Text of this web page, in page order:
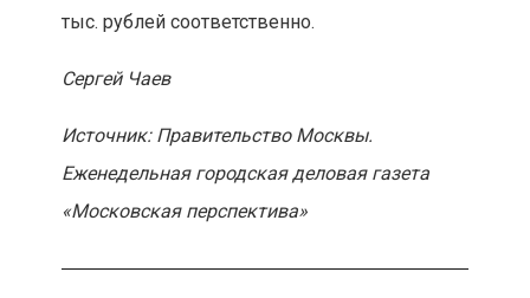
тыс. рублей соответственно.
Сергей Чаев
Источник: Правительство Москвы.
Еженедельная городская деловая газета
«Московская перспектива»